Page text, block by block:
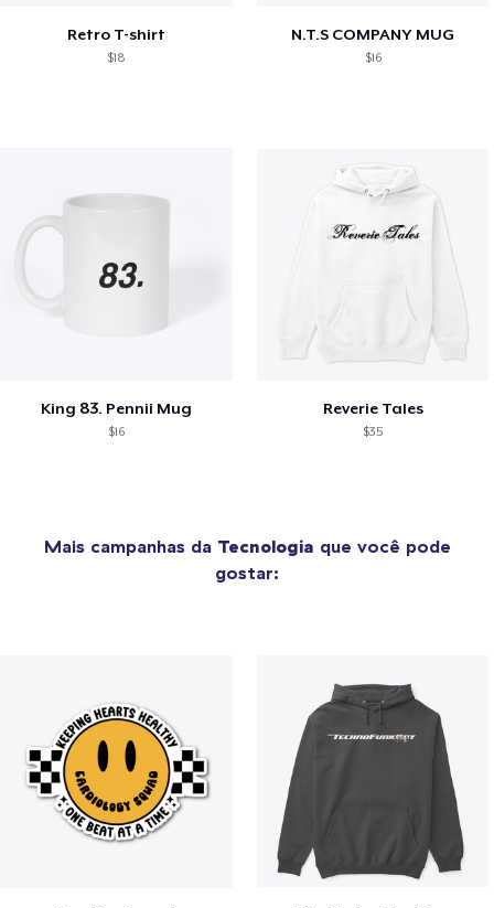
Retro T-shirt
$18
N.T.S COMPANY MUG
$16
King 83. Pennii Mug
$16
Reverie Tales
$35
Mais campanhas da Tecnologia que você pode
gostar: